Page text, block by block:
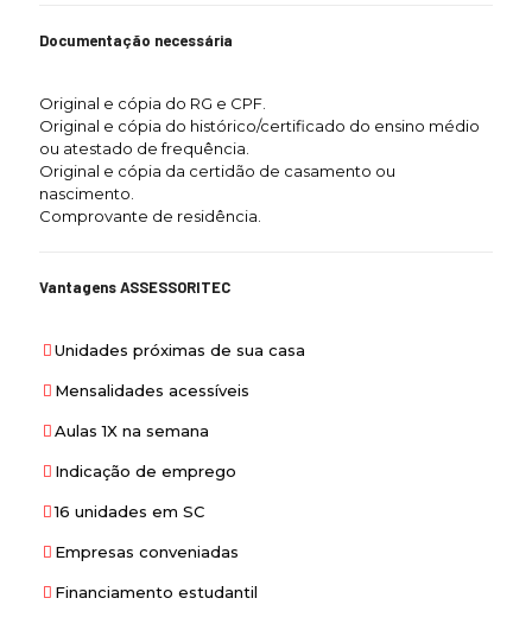
Documentação necessária
Original e cópia do RG e CPF.
Original e cópia do histórico/certificado do ensino médio
ou atestado de frequência.
Original e cópia da certidão de casamento ou
nascimento.
Comprovante de residência.
Vantagens ASSESSORITEC
Unidades próximas de sua casa
Mensalidades acessíveis
Aulas 1X na semana
Indicação de emprego
16 unidades em SC
Empresas conveniadas
Financiamento estudantil